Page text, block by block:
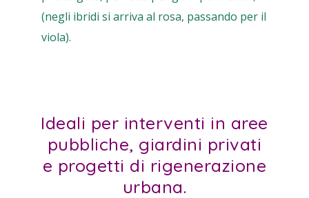
(negli ibridi si arriva al rosa, passando per il
viola).
Ideali per interventi in aree
pubbliche, giardini privati
e progetti di rigenerazione
urbana.